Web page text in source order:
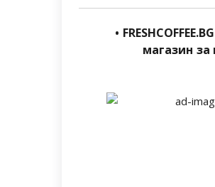
•
магазин за